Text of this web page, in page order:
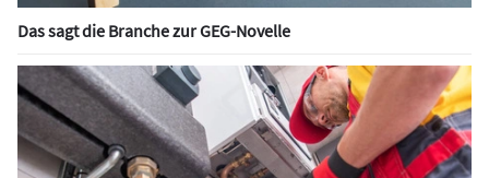
Das sagt die Branche zur GEG-Novelle